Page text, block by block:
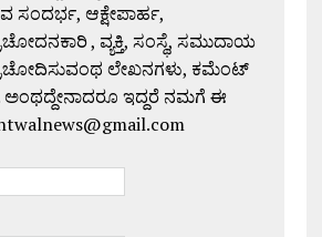
ಆಕ್ಷೇಪಾರ್ಹ,
, ವ್ಯಕ್ತಿ, ಸಂಸ್ಥೆ, ಸಮುದಾಯ
ಲೇಖನಗಳು, ಕಮೆಂಟ್
ಅಂಥದ್ದೇನಾದರೂ ಇದ್ದರೆ ನಮಗೆ ಈ